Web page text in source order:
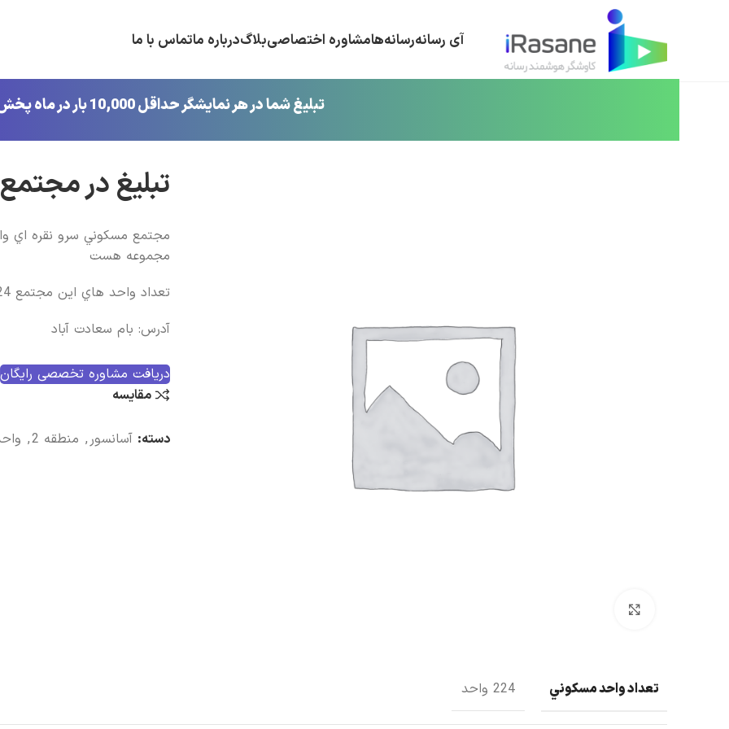
آی رسانهرسانه‌هامشاوره اختصاصیبلاگدرباره ماتماس با ما
تبلیغ شما در هر نمایشگر حداقل 10,000 بار در ماه پخش می‌شود!
تبلیغ در
مجموعه هست
تعداد واحد هاي اين مجتمع 224 واحد مي باشد.
آدرس: بام سعادت آباد
دریافت مشاوره تخصصی رایگان
مقایسه
دسته: آسانسور, منطقه 2 ,
تعداد واحد مسکوني 224 واحد